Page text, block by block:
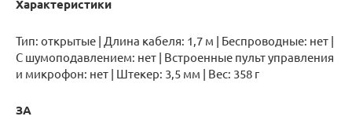
Характеристики
Тип: открытые | Длина кабеля: 1,7 м | Беспроводные: нет |
С шумоподавлением: нет | Встроенные пульт управления
и микрофон: нет | Штекер: 3,5 мм | Вес: 358 г
ЗА